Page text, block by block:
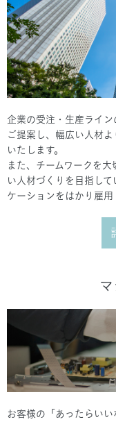
企業の受注・生産ライ
ご提案し、幅広い人材
いたします。
また、チームワークを
い人材づくりを目指し
ケーションをはかり雇
お客様の「あったらい